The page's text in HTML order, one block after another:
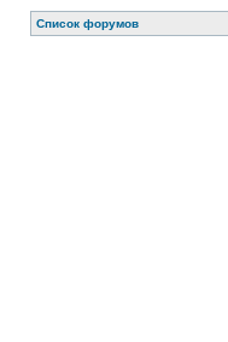
Список форумов